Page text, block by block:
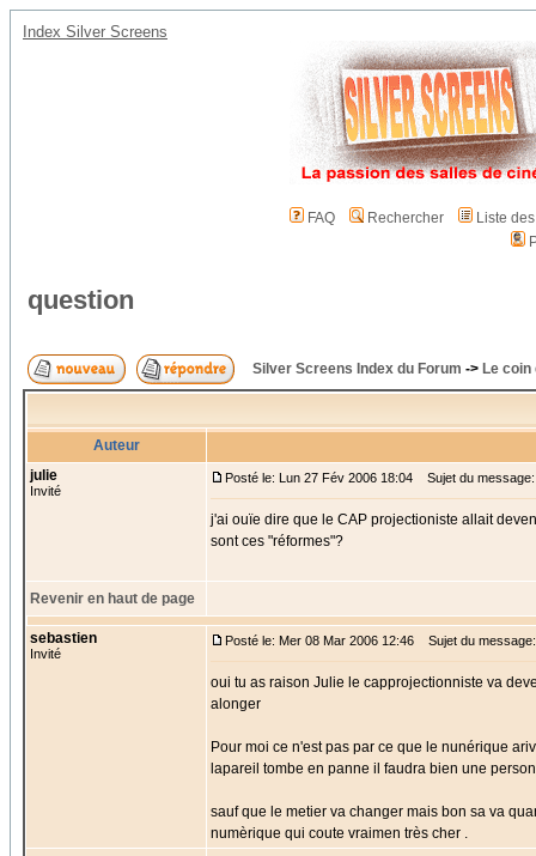
Index Silver Screens
FAQ Rechercher
Liste
question
Silver Screens Index du Forum -> Le
Auteur
julie
Invité
Posté le: Lun 27 Fév 2006 18:04 Sujet du
j'ai ouïe dire que le CAP projectioniste allait
sont ces "réformes"?
Revenir en haut de page
sebastien
Invité
Posté le: Mer 08 Mar 2006 12:46 Sujet du message:
oui tu as raison Julie le capprojectionniste va
alonger
Pour moi ce n'est pas par ce que le nunérique
lapareil tombe en panne il faudra bien une
sauf que le metier va changer mais bon sa va
numèrique qui coute vraimen très cher .